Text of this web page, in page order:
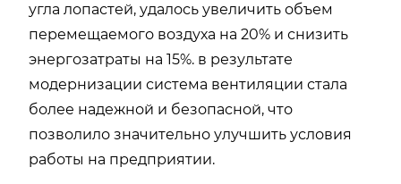
угла лопастей, удалось увеличить объем
перемещаемого воздуха на 20% и снизить
энергозатраты на 15%. в результате
модернизации система вентиляции стала
более надежной и безопасной, что
позволило значительно улучшить условия
работы на предприятии.